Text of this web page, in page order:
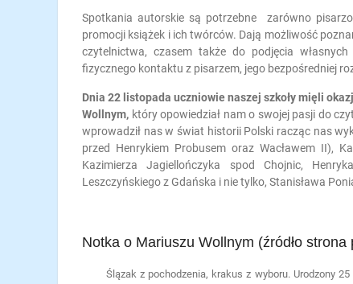
Spotkania autorskie są potrzebne zarówno
promocji książek i ich twórców. Dają możliwość
czytelnictwa, czasem także do podjęcia
fizycznego kontaktu z pisarzem, jego bezpośredniej
Dnia 22 listopada uczniowie naszej szkoły mięli
Wollnym, który opowiedział nam o swojej pasji do
wprowadził nas w świat historii Polski racząc nas
przed Henrykiem Probusem oraz Wacławem II),
Kazimierza Jagiellończyka spod Chojnic,
Leszczyńskiego z Gdańska i nie tylko, Stanisława
Notka o Mariuszu Wollnym (źródło
Ślązak z pochodzenia, krakus z wyboru. Urodzony